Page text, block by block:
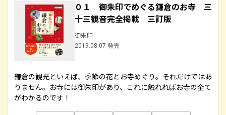
０１ 御朱印でめぐる鎌倉のお寺 三
十三観音完全掲載 三訂版
御朱印
2019.08.07 発売
鎌倉の観光といえば、季節の花とお寺めぐり。それだけではあ
りません。お寺には御朱印があり、これに触れればお寺の全て
がわかるのです！